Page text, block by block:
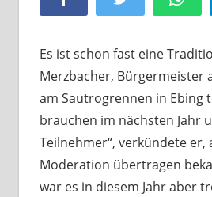
Es ist schon fast eine
Merzbacher, Bürgermeister
am Sautrogrennen in Ebing
brauchen im nächsten Jahr
Teilnehmer“, verkündete er,
Moderation übertragen
war es in diesem Jahr aber